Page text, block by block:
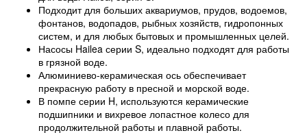
Подходит для больших аквариумов, прудов, водоемов,
фонтанов, водопадов, рыбных хозяйств, гидропонных
систем, и для любых бытовых и промышленных целей.
Насосы Hailea серии S, идеально подходят для работы
в грязной воде.
Алюминиево-керамическая ось обеспечивает
прекрасную работу в пресной и морской воде.
В помпе серии H, используются керамические
подшипники и вихревое лопастное колесо для
продолжительной работы и плавной работы.